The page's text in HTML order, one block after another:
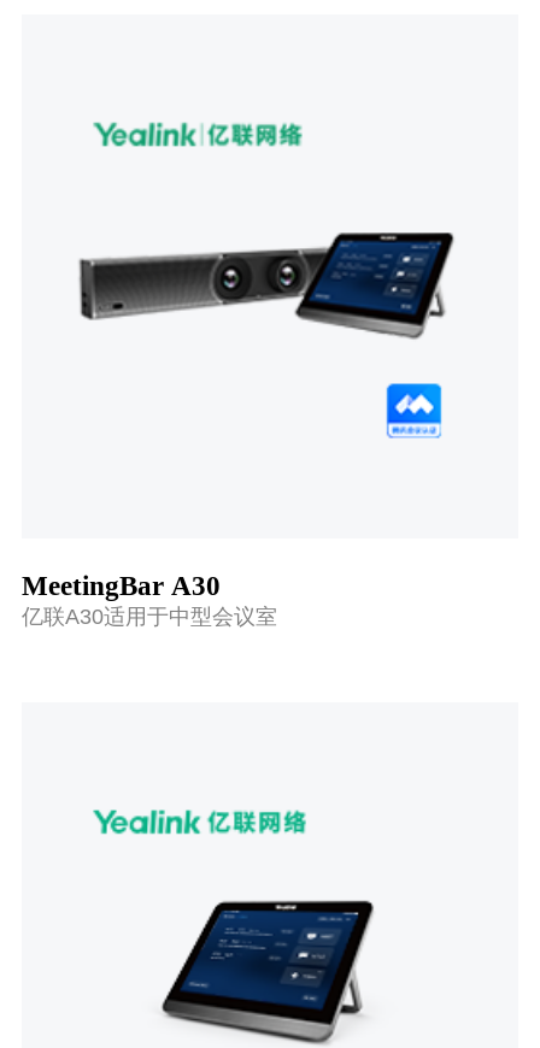
MeetingBar A30
亿联A30适用于中型会议室